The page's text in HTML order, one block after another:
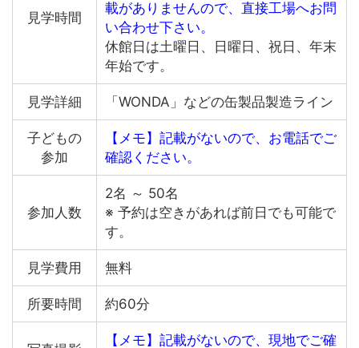
見学時間
載がありませんので、直接工場へお問
い合わせ下さい。
休館日は土曜日、日曜日、祝日、年末
年始です。
見学詳細 「WONDA」などの缶製品製造ライン
子どもの
参加
【メモ】記載がないので、お電話でご
確認ください。
参加人数
2名 ～ 50名
※ 予約は空きがあれば前日でも可能で
す。
見学費用 無料
所要時間 約60分
【メモ】記載がないので、現地でご確